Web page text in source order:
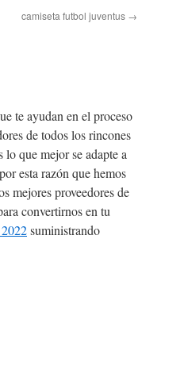
camiseta futbol juventus →
te ayudan en el proceso
de todos los rincones
que mejor se adapte a
esta razón que hemos
mejores proveedores de
convertirnos en tu
suministrando